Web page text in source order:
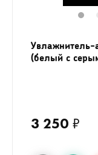
Увлажнитель-
(белый с
3 250 ₽